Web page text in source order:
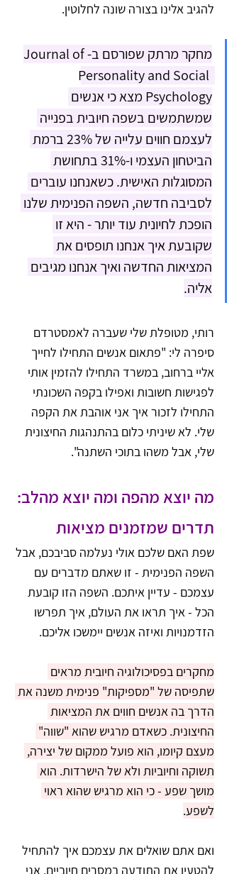
להגיב אלינו בצורה שונה לחלוטין.
מחקר מרתק שפורסם ב-Journal of
Personality and Social
Psychology מצא כי אנשים
שמשתמשים בשפה חיובית בפנייה
לעצמם חווים עלייה של 23% ברמת
הביטחון העצמי ו-31% בתחושת
המסוגלות האישית. כשאנחנו עוברים
לסביבה חדשה, השפה הפנימית שלנו
הופכת לחיונית עוד יותר - היא זו
שקובעת איך אנחנו תופסים את
המציאות החדשה ואיך אנחנו מגיבים
אליה.
רותי, מטופלת שלי שעברה לאמסטרדם
סיפרה לי: "פתאום אנשים התחילו לחייך
אליי ברחוב, במשרד התחילו להזמין אותי
לפגישות חשובות ואפילו בקפה השכונתי
התחילו לזכור איך אני אוהבת את הקפה
שלי. לא שיניתי כלום בהתנהגות החיצונית
שלי, אבל משהו בתוכי השתנה".
מה יוצא מהפה ומה יוצא מהלב:
תדרים שמזמנים מציאות
שפת האם שלכם אולי נעלמה סביבכם, אבל
השפה הפנימית - זו שאתם מדברים עם
עצמכם - עדיין איתכם. השפה הזו קובעת
הכל - איך תראו את העולם, איך תפרשו
הזדמנויות ואיזה אנשים יימשכו אליכם.
מחקרים בפסיכולוגיה חיובית מראים
שתפיסה של "מספיקות" פנימית משנה את
הדרך בה אנשים חווים את המציאות
החיצונית. כשאדם מרגיש שהוא "שווה"
מעצם קיומו, הוא פועל ממקום של יצירה,
תשוקה וחיוביות ולא של הישרדות. הוא
מושך שפע - כי הוא מרגיש שהוא ראוי
לשפע.
ואם אתם שואלים את עצמכם איך להתחיל
להטעין את התודעה במסרים חיוביים, אני